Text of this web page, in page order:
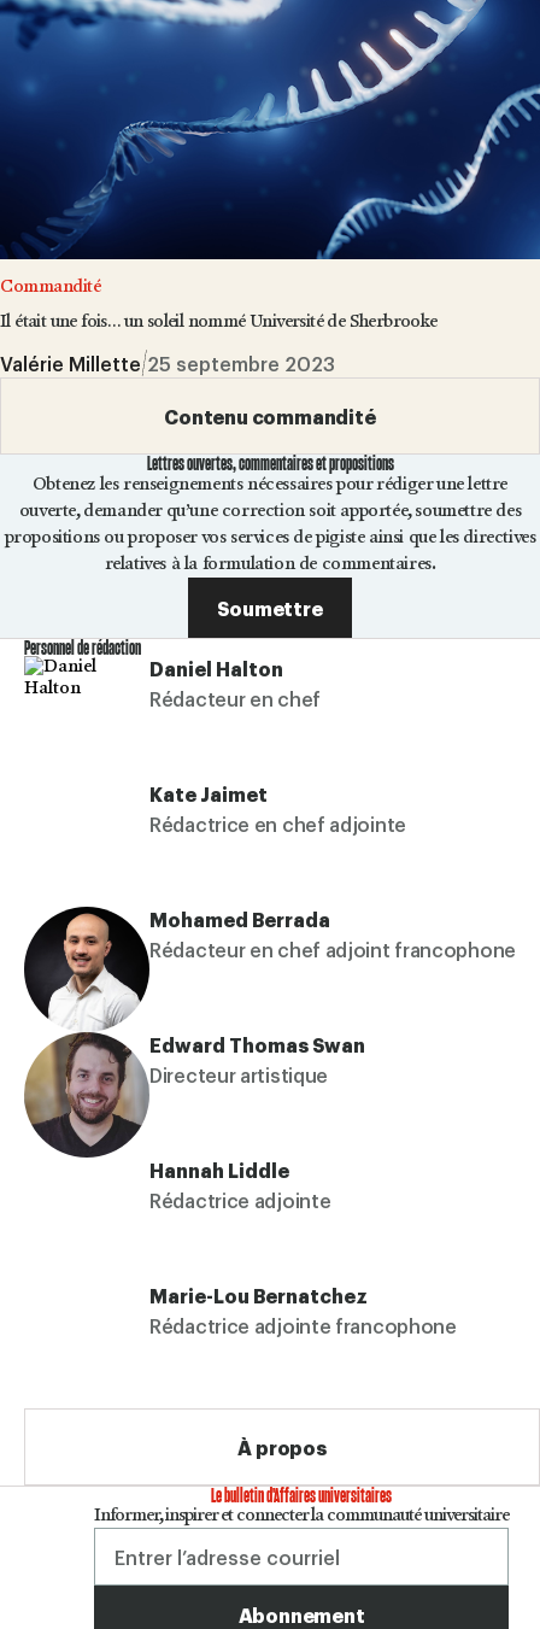
Commandité
Il était une fois… un soleil nommé Université de Sherbrooke
Valérie Millette 25 septembre 2023
Contenu commandité
Lettres ouvertes, commentaires et propositions
Obtenez les renseignements nécessaires pour rédiger une lettre
ouverte, demander qu’une correction soit apportée, soumettre des
propositions ou proposer vos services de pigiste ainsi que les directives
relatives à la formulation de commentaires.
Soumettre
Personnel de rédaction
Daniel Halton
Rédacteur en chef
Kate Jaimet
Rédactrice en chef adjointe
Mohamed Berrada
Rédacteur en chef adjoint francophone
Edward Thomas Swan
Directeur artistique
Hannah Liddle
Rédactrice adjointe
Marie-Lou Bernatchez
Rédactrice adjointe francophone
À propos
Le bulletin d'Affaires universitaires
Informer, inspirer et connecter la communauté universitaire